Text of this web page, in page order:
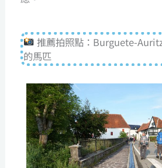
推薦拍照點：Burguete-
的馬匹